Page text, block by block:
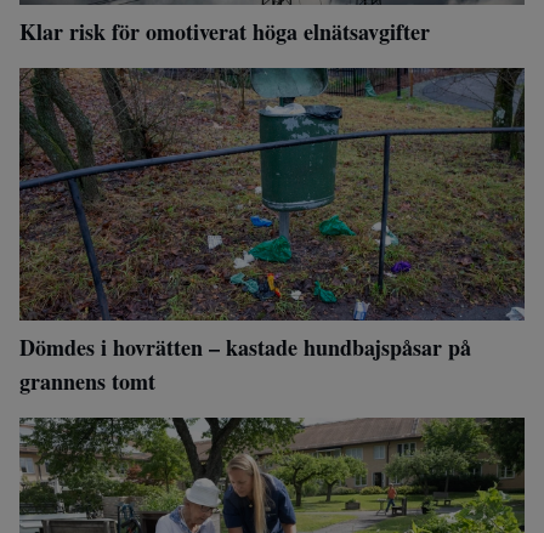
Klar risk för omotiverat höga elnätsavgifter
Dömdes i hovrätten – kastade hundbajspåsar på
grannens tomt